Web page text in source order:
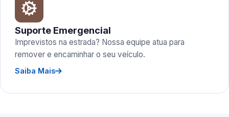
Suporte Emergencial
Imprevistos na estrada? Nossa equipe atua para
remover e encaminhar o seu veículo.
Saiba Mais